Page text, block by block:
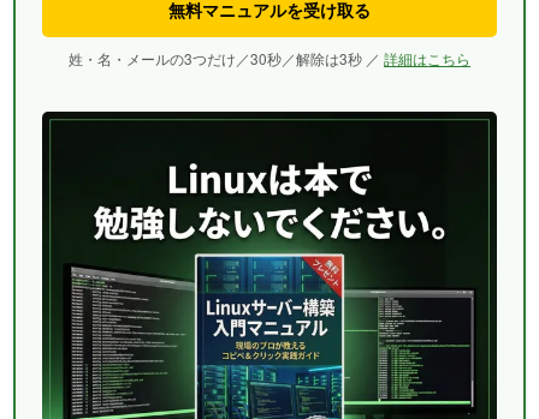
無料マニュアルを受け取る
姓・名・メールの3つだけ／30秒／解除は3秒 ／ 詳細はこちら